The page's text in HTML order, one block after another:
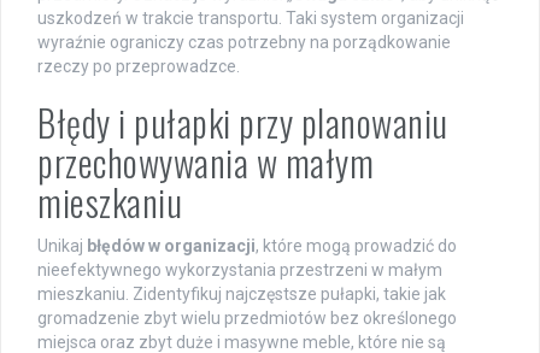
uszkodzeń w trakcie transportu. Taki system organizacji
wyraźnie ograniczy czas potrzebny na porządkowanie
rzeczy po przeprowadzce.
Błędy i pułapki przy planowaniu
przechowywania w małym
mieszkaniu
Unikaj błędów w organizacji, które mogą prowadzić do
nieefektywnego wykorzystania przestrzeni w małym
mieszkaniu. Zidentyfikuj najczęstsze pułapki, takie jak
gromadzenie zbyt wielu przedmiotów bez określonego
miejsca oraz zbyt duże i masywne meble, które nie są